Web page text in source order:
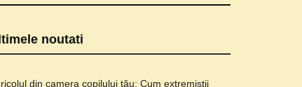
noutati
din camera copilului tău: Cum extremiștii